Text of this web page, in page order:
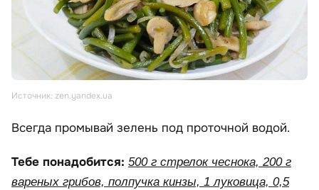
Источник: zen.yandex.ua
Всегда промывай зелень под проточной водой.
Тебе понадобится: 500 г стрелок чеснока, 200 г
вареных грибов, полпучка кинзы, 1 луковица, 0,5